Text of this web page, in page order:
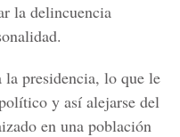
la delincuencia
la presidencia, lo que le
y así alejarse del
en una población